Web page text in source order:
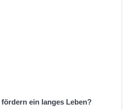
ein langes Leben?